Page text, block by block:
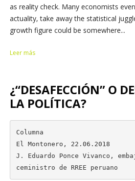
as reality check. Many economists
actuality, take away the statistical
growth figure could be somewhere...
Leer más
¿“DESAFECCIÓN” O
LA POLÍTICA?
Columna
El Montonero, 22.06.2018
J. Eduardo Ponce Vivanco,
ceministro de RREE peruano